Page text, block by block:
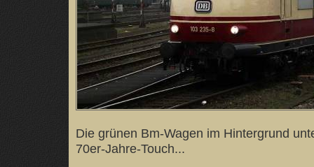
Die grünen Bm-Wagen im Hintergrund
70er-Jahre-Touch...